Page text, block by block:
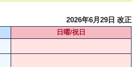
2026年6月29日 改正
日曜/祝日